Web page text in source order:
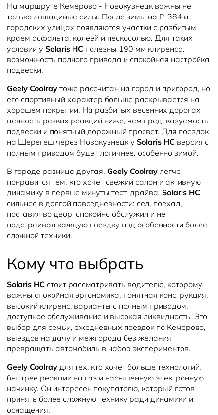
На маршруте Кемерово - Новокузнецк важны не
только лошадиные силы. После зимы на Р-384 и
городских улицах появляются участки с разбитым
краем асфальта, колеей и пескосолью. Для таких
условий у Solaris HC полезны 190 мм клиренса,
возможность полного привода и спокойная настройка
подвески.
Geely Coolray тоже рассчитан на город и пригород, но
его спортивный характер больше раскрывается на
хорошем покрытии. На разбитых весенних дорогах
ценность резких реакций ниже, чем предсказуемость
подвески и понятный дорожный просвет. Для поездок
на Шерегеш через Новокузнецк у Solaris HC версия с
полным приводом будет логичнее, особенно зимой.
В городе разница другая. Geely Coolray легче
понравится тем, кто хочет свежий салон и активную
динамику в первые минуты тест-драйва. Solaris HC
сильнее в долгой повседневности: сел, поехал,
поставил во двор, спокойно обслужил и не
подстраивал каждую поездку под особенности более
сложной техники.
Кому что выбрать
Solaris HC стоит рассматривать водителю, которому
важны спокойная эргономика, понятная конструкция,
высокий клиренс, варианты с полным приводом,
доступное обслуживание и высокая ликвидность. Это
выбор для семьи, ежедневных поездок по Кемерово,
выездов на дачу и межгорода без желания
превращать автомобиль в набор экспериментов.
Geely Coolray для тех, кто хочет больше технологий,
быстрее реакции на газ и насыщенную электронную
начинку. Он интересен покупателю, который готов
принять более сложную технику ради динамики и
оснащения.